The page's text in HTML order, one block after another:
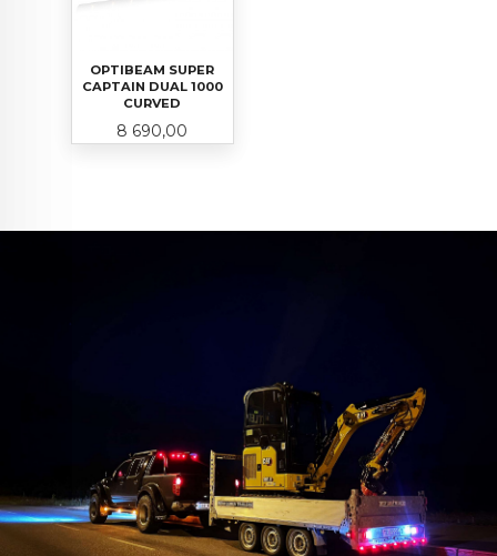
OPTIBEAM SUPER
CAPTAIN DUAL 1000
CURVED
Pris
8 690,00